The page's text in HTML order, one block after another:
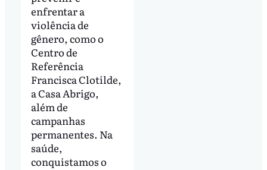
enfrentar a
violência de
gênero, como o
Centro de
Referência
Francisca Clotilde,
a Casa Abrigo,
além de
campanhas
permanentes. Na
saúde,
conquistamos o